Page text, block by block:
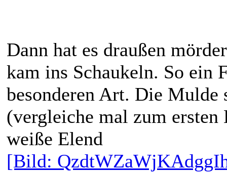
Dann hat es draußen
kam ins Schaukeln. So ein
besonderen Art. Die Mulde
(vergleiche mal zum
weiße Elend
[Bild: